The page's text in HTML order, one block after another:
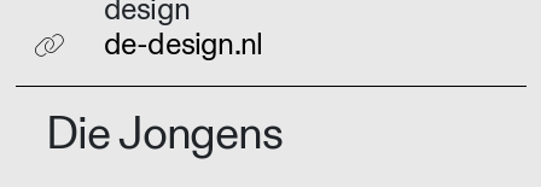
design
de-design.nl
Die Jongens